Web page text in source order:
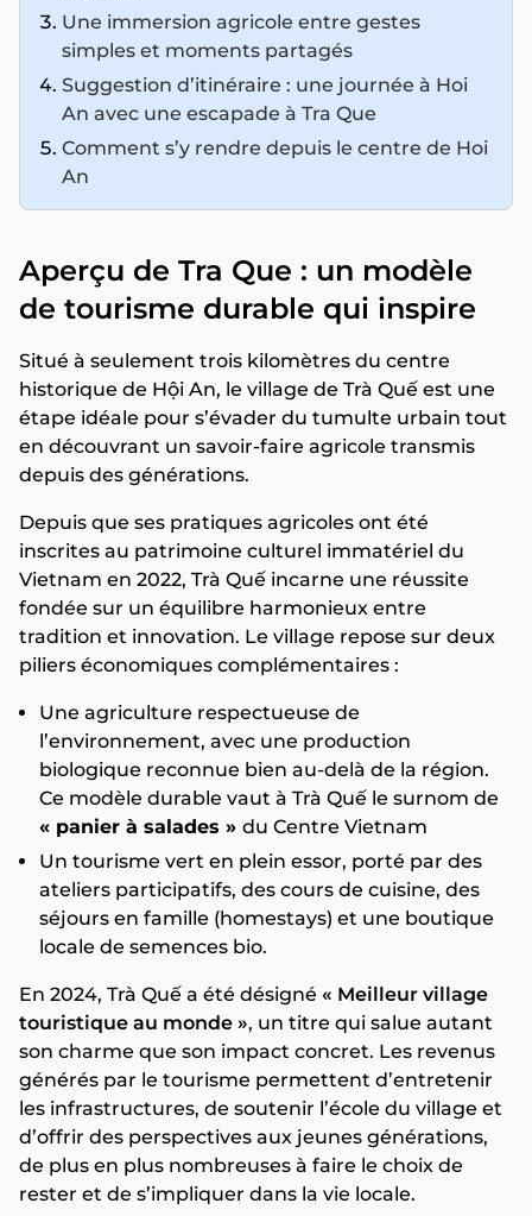
Une immersion agricole entre gestes
simples et moments partagés
Suggestion d’itinéraire : une journée à Hoi
An avec une escapade à Tra Que
Comment s’y rendre depuis le centre de Hoi
An
Aperçu de Tra Que : un modèle
de tourisme durable qui inspire
Situé à seulement trois kilomètres du centre
historique de Hội An, le village de Trà Quế est une
étape idéale pour s’évader du tumulte urbain tout
en découvrant un savoir-faire agricole transmis
depuis des générations.
Depuis que ses pratiques agricoles ont été
inscrites au patrimoine culturel immatériel du
Vietnam en 2022, Trà Quế incarne une réussite
fondée sur un équilibre harmonieux entre
tradition et innovation. Le village repose sur deux
piliers économiques complémentaires :
Une agriculture respectueuse de
l’environnement, avec une production
biologique reconnue bien au-delà de la région.
Ce modèle durable vaut à Trà Quế le surnom de
« panier à salades » du Centre Vietnam
Un tourisme vert en plein essor, porté par des
ateliers participatifs, des cours de cuisine, des
séjours en famille (homestays) et une boutique
locale de semences bio.
En 2024, Trà Quế a été désigné « Meilleur village
touristique au monde », un titre qui salue autant
son charme que son impact concret. Les revenus
générés par le tourisme permettent d’entretenir
les infrastructures, de soutenir l’école du village et
d’offrir des perspectives aux jeunes générations,
de plus en plus nombreuses à faire le choix de
rester et de s’impliquer dans la vie locale.